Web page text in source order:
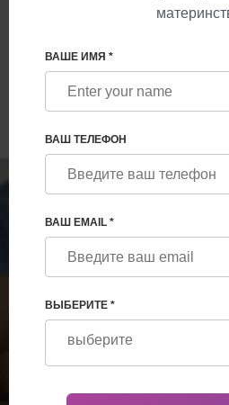
26 СЕНТЯБРЯ —
КОНТРАЦЕПЦИИ (WORLD
CONTRACEPTION DAY,
ВАШЕ ИМЯ *
ВАШ ТЕЛЕФОН
ВАШ EMAIL *
ВЫБЕРИТЕ *